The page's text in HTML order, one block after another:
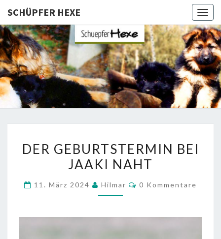
SCHÜPFER HEXE
HEXE
Langhaar
Schäferhunde
Von Den
Schüpfer
Hexen
GEBURTSTERMIN
BEI
NAHT
DER GEBURTSTERMIN BEI
JAAKI NAHT
11. März 2024 Hilmar Kommentare
0 Kommentare